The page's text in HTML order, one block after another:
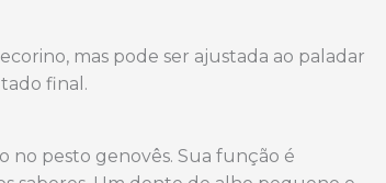
mas pode ser ajustada ao paladar
final.
no pesto genovês. Sua função é